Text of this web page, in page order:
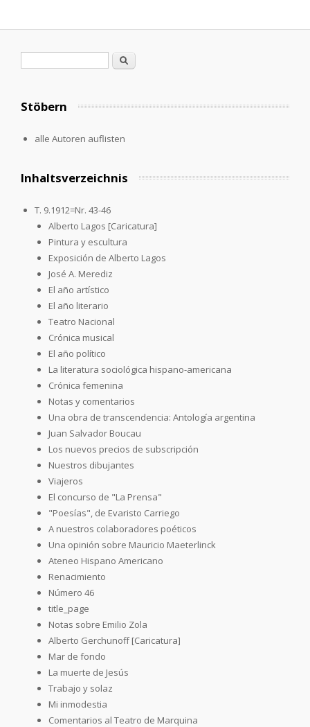
Search
Stöbern
alle Autoren auflisten
Inhaltsverzeichnis
T. 9.1912=Nr. 43-46
Alberto Lagos [Caricatura]
Pintura y escultura
Exposición de Alberto Lagos
José A. Merediz
El año artístico
El año literario
Teatro Nacional
Crónica musical
El año político
La literatura sociológica hispano-americana
Crónica femenina
Notas y comentarios
Una obra de transcendencia: Antología argentina
Juan Salvador Boucau
Los nuevos precios de subscripción
Nuestros dibujantes
Viajeros
El concurso de "La Prensa"
"Poesías", de Evaristo Carriego
A nuestros colaboradores poéticos
Una opinión sobre Mauricio Maeterlinck
Ateneo Hispano Americano
Renacimiento
Número 46
title_page
Notas sobre Emilio Zola
Alberto Gerchunoff [Caricatura]
Mar de fondo
La muerte de Jesús
Trabajo y solaz
Mi inmodestia
Comentarios al Teatro de Marquina